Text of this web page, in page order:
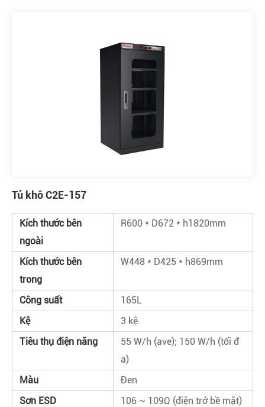
Tủ khô C2E-157
Kích thước bên
ngoài
R600 * D672 * h1820mm
Kích thước bên
trong
W448 * D425 * h869mm
Công suất
165L
Kệ
3 kệ
Tiêu thụ điện năng
55 W/h (ave); 150 W/h (tối đ
a)
Màu
Đen
Sơn ESD
106 ~ 109Ω (điện trở bề mặt)